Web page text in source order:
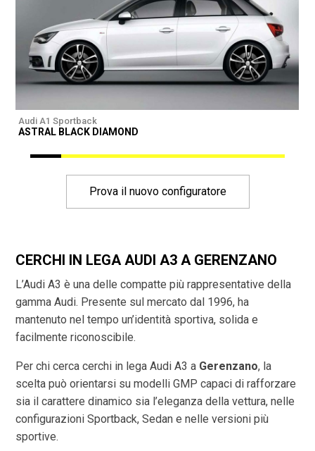
Audi A1 Sportback
ASTRAL BLACK DIAMOND
Prova il nuovo configuratore
CERCHI IN LEGA AUDI A3 A GERENZANO
L’Audi A3 è una delle compatte più rappresentative della
gamma Audi. Presente sul mercato dal 1996, ha
mantenuto nel tempo un’identità sportiva, solida e
facilmente riconoscibile.
Per chi cerca cerchi in lega Audi A3 a Gerenzano, la
scelta può orientarsi su modelli GMP capaci di rafforzare
sia il carattere dinamico sia l’eleganza della vettura, nelle
configurazioni Sportback, Sedan e nelle versioni più
sportive.